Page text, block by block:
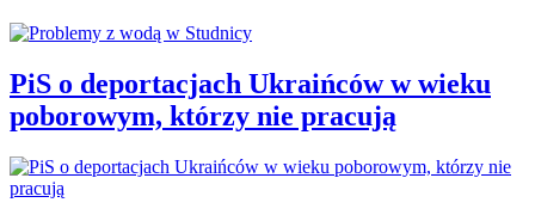
PiS o deportacjach Ukraińców w wieku
poborowym, którzy nie pracują